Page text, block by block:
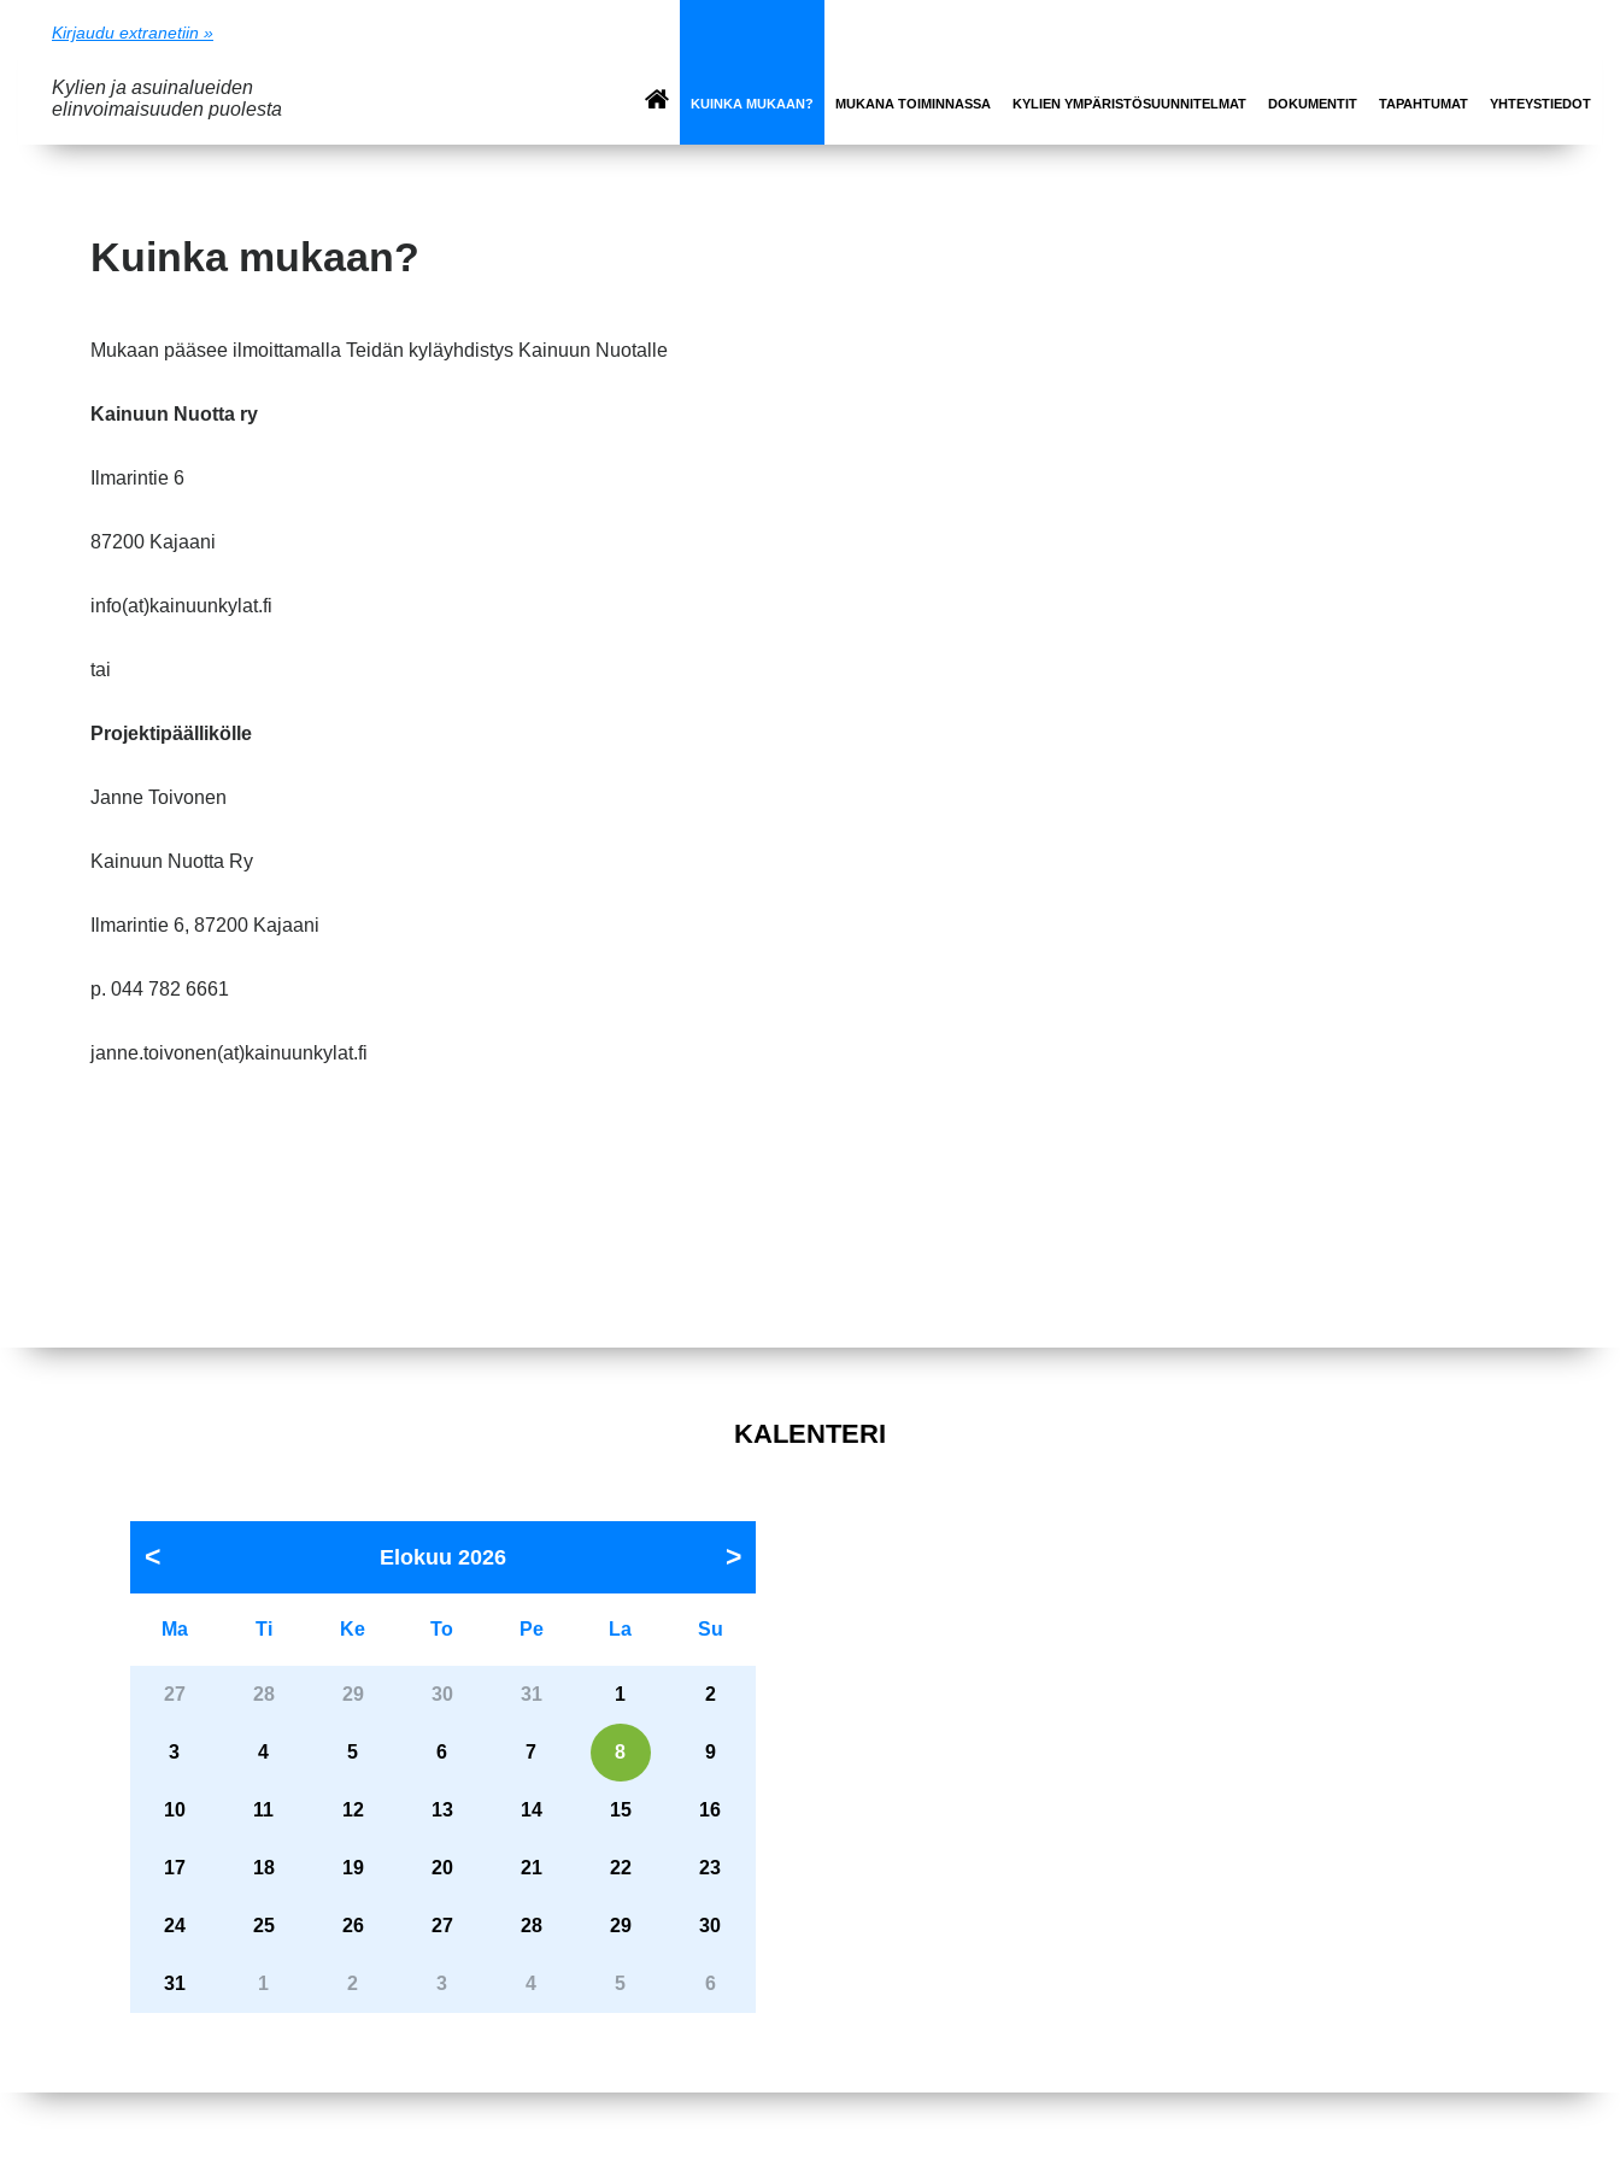
Kirjaudu extranetiin »
Kylien ja asuinalueiden
elinvoimaisuuden puolesta
KUINKA MUKAAN? MUKANA TOIMINNASSA KYLIEN YMPÄRISTÖSUUNNITELMAT DOKUMENTIT TAPAHTUMAT YHTEYSTIEDOT
Kuinka mukaan?
Mukaan pääsee ilmoittamalla Teidän kyläyhdistys Kainuun Nuotalle
Kainuun Nuotta ry
Ilmarintie 6
87200 Kajaani
info(at)kainuunkylat.fi
tai
Projektipäällikölle
Janne Toivonen
Kainuun Nuotta Ry
Ilmarintie 6, 87200 Kajaani
p. 044 782 6661
janne.toivonen(at)kainuunkylat.fi
KALENTERI
Elokuu 2026
Ma Ti Ke To Pe La Su
27 28 29 30 31 1 2
3 4 5 6 7 8 9
10 11 12 13 14 15 16
17 18 19 20 21 22 23
24 25 26 27 28 29 30
31 1 2 3 4 5 6